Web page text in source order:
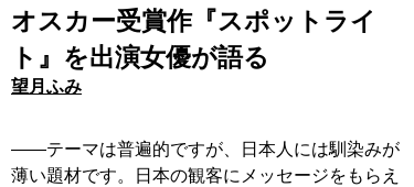
オスカー受賞作『スポットライ
ト』を出演女優が語る
望月ふみ
――テーマは普遍的ですが、日本人には馴染みが
薄い題材です。日本の観客にメッセージをもらえ